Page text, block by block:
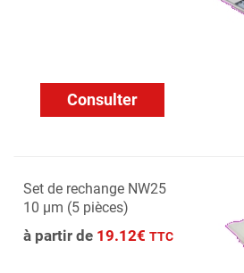
Consulter
Set de rechange NW25
10 µm (5 pièces)
à partir de 19.12€ TTC